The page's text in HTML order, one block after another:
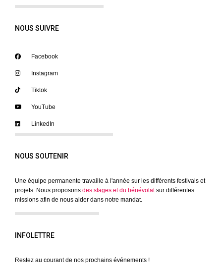
NOUS SUIVRE
Facebook
Instagram
Tiktok
YouTube
LinkedIn
NOUS SOUTENIR
Une équipe permanente travaille à l'année sur les différents festivals et
projets. Nous proposons des stages et du bénévolatsur différentes
missions afin de nous aider dans notre mandat.
INFOLETTRE
Restez au courant de nos prochains événements !